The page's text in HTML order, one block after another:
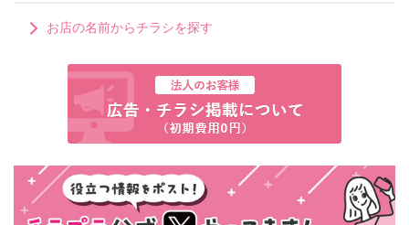
お店の名前からチラシを探す